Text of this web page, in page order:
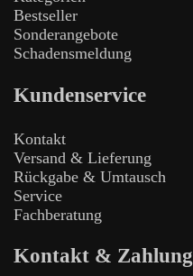
Bestseller
Sonderangebote
Schadensmeldung
Kundenservice
Kontakt
Versand & Lieferung
Rückgabe & Umtausch
Service
Fachberatung
Kontakt & Zahlung